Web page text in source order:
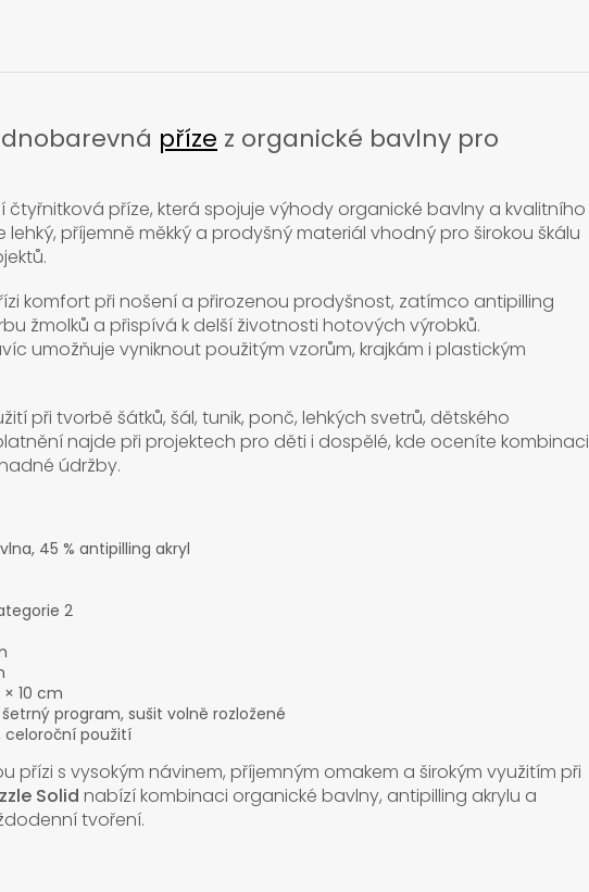
příze z organické bavlny pro
čtyřnitková příze, která spojuje výhody organické bavlny a kvalitního
lehký, příjemně měkký a prodyšný materiál vhodný pro širokou škálu
komfort při nošení a přirozenou prodyšnost, zatímco antipilling
žmolků a přispívá k delší životnosti hotových výrobků.
umožňuje vyniknout použitým vzorům, krajkám i plastickým
při tvorbě šátků, šál, tunik, ponč, lehkých svetrů, dětského
najde při projektech pro děti i dospělé, kde oceníte kombinaci
údržby.
45 % antipilling akryl
2
10 cm
program, sušit volně rozložené
celoroční použití
přízi s vysokým návinem, příjemným omakem a širokým využitím při
Solid nabízí kombinaci organické bavlny, antipilling akrylu a
tvoření.